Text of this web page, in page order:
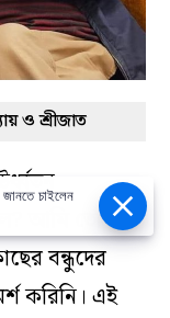
ও শ্রীজাত
আমি তো
বন্ধুদের
করিনি। এই
চাইলেন